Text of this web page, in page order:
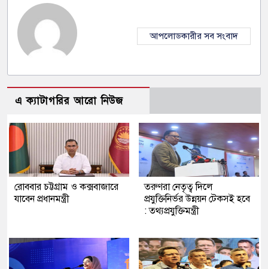
আপলোডকারীর সব সংবাদ
এ ক্যাটাগরির আরো নিউজ
রোববার চট্টগ্রাম ও কক্সবাজারে
যাবেন প্রধানমন্ত্রী
তরুণরা নেতৃত্ব দিলে
প্রযুক্তিনির্ভর উন্নয়ন টেকসই হবে
: তথ্যপ্রযুক্তিমন্ত্রী